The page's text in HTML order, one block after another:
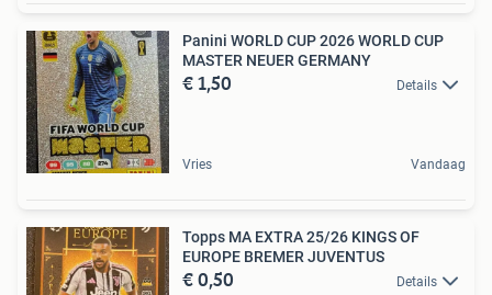
Panini WORLD CUP 2026 WORLD CUP
MASTER NEUER GERMANY
€ 1,50 Details
Vries Vandaag
Topps MA EXTRA 25/26 KINGS OF
EUROPE BREMER JUVENTUS
€ 0,50 Details